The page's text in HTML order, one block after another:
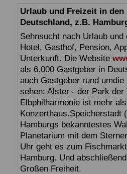
Urlaub und Freizeit in
Deutschland, z.B.
Sehnsucht nach Urlaub
Hotel, Gasthof, Pension,
Unterkunft. Die Website
als 6.000 Gastgeber in
auch Gastgeber rund
sehen: Alster - der Park
Elbphilharmonie ist mehr
Konzerthaus.Speicherstadt
Hamburgs bekanntestes
Planetarium mit dem
Uhr geht es zum
Hamburg. Und
Großen Freiheit.